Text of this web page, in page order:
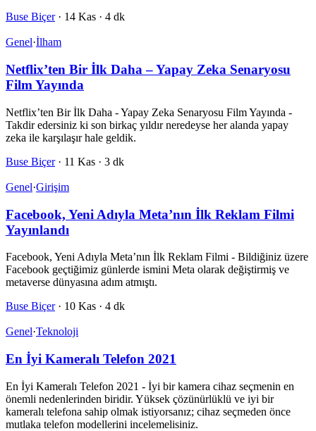
Buse Biçer · 14 Kas · 4 dk
Genel·İlham
Netflix’ten Bir İlk Daha – Yapay Zeka Senaryosu
Film Yayında
Netflix’ten Bir İlk Daha - Yapay Zeka Senaryosu Film Yayında -
Takdir edersiniz ki son birkaç yıldır neredeyse her alanda yapay
zeka ile karşılaşır hale geldik.
Buse Biçer · 11 Kas · 3 dk
Genel·Girişim
Facebook, Yeni Adıyla Meta’nın İlk Reklam Filmi
Yayınlandı
Facebook, Yeni Adıyla Meta’nın İlk Reklam Filmi - Bildiğiniz üzere
Facebook geçtiğimiz günlerde ismini Meta olarak değiştirmiş ve
metaverse dünyasına adım atmıştı.
Buse Biçer · 10 Kas · 4 dk
Genel·Teknoloji
En İyi Kameralı Telefon 2021
En İyi Kameralı Telefon 2021 - İyi bir kamera cihaz seçmenin en
önemli nedenlerinden biridir. Yüksek çözünürlüklü ve iyi bir
kameralı telefona sahip olmak istiyorsanız; cihaz seçmeden önce
mutlaka telefon modellerini incelemelisiniz.